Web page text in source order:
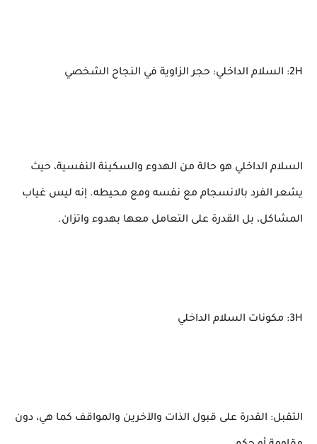
2H: السلام الداخلي: حجر الزاوية في النجاح الشخصي
السلام الداخلي هو حالة من الهدوء والسكينة النفسية، حيث
يشعر الفرد بالانسجام مع نفسه ومع محيطه. إنه ليس غياب
المشاكل، بل القدرة على التعامل معها بهدوء واتزان.
3H: مكونات السلام الداخلي
التقبل: القدرة على قبول الذات والآخرين والمواقف كما هي، دون